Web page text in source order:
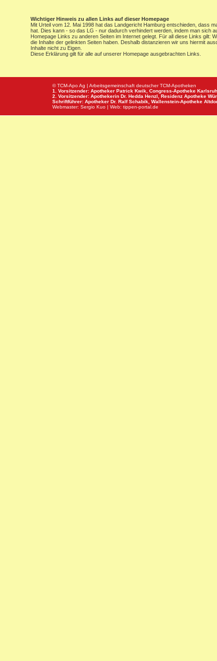
Wichtiger Hinweis zu allen Links auf dieser Homepage
Mit Urteil vom 12. Mai 1998 hat das Landgericht Hamburg entschieden, dass
hat. Dies kann - so das LG - nur dadurch verhindert werden, indem man sich
Homepage Links zu anderen Seiten im Internet gelegt. Für all diese Links gilt:
die Inhalte der gelinkten Seiten haben. Deshalb distanzieren wir uns hiermit
Inhalte nicht zu Eigen.
Diese Erklärung gilt für alle auf unserer Homepage ausgebrachten Links.
© TCM-Apo Ag | Arbeitsgemeinschaft deutscher TCM-Apotheken
1. Vorsitzender: Apotheker Patrick Kwik, Congress-Apotheke
2. Vorsitzender: Apothekerin Dr. Hedda Henzl, Residenz Apotheke
Schriftführer: Apotheker Dr. Ralf Schabik, Wallenstein-Apotheke
Webmaster: Sergio Kuo | Web: tippen-portal.de